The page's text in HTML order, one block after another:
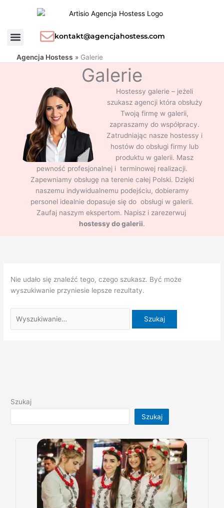
kontakt@agencjahostess.com
Agencja Hostess » Galerie
Galerie
Hostessy galerie – jeżeli
szukasz agencji która obsłuży
Twoją firmę w galerii,
zapraszamy do współpracy.
Zatrudniając nasze hostessy i
hostów do obsługi firmy lub
produktu w galerii. Masz
pewność profesjonalnej i terminowej realizacji.
Zapewniamy obsługę na terenie całej Polski. Dzięki
naszemu indywidualnemu podejściu, dobieramy
personel idealnie dopasuje się do obsługi w galerii.
Zaufaj naszym ekspertom. Napisz i zarezerwuj
hostessy do galerii.
Nie udało się znaleźć tego, czego szukasz. Być może
wyszukiwanie przyniesie lepsze rezultaty.
Szukaj
Szukaj
s